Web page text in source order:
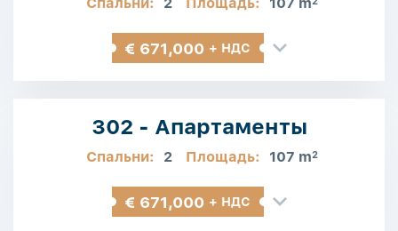
€ 671,000 + НДС
302 - Апартаменты
Спальни: 2 Площадь: 107 m2
€ 671,000 + НДС